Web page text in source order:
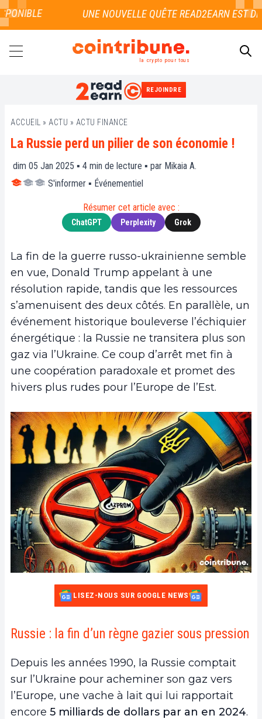
la crypto pour tous
REJOINDRE
ACCUEIL » ACTU » ACTU FINANCE
La Russie perd un pilier de son économie !
dim 05 Jan 2025 ▪ 4 min de lecture ▪ par Mikaia A.
S'informer ▪ Événementiel
Résumer cet article avec :
ChatGPT Perplexity Grok
La fin de la guerre russo-ukrainienne semble
en vue, Donald Trump appelant à une
résolution rapide, tandis que les ressources
s’amenuisent des deux côtés. En parallèle, un
événement historique bouleverse l’échiquier
énergétique : la Russie ne transitera plus son
gaz via l’Ukraine. Ce coup d’arrêt met fin à
une coopération paradoxale et promet des
hivers plus rudes pour l’Europe de l’Est.
LISEZ-NOUS SUR GOOGLE NEWS
Russie : la fin d’un règne gazier sous pression
Depuis les années 1990, la Russie comptait
sur l’Ukraine pour acheminer son gaz vers
l’Europe, une vache à lait qui lui rapportait
encore 5 milliards de dollars par an en 2024.